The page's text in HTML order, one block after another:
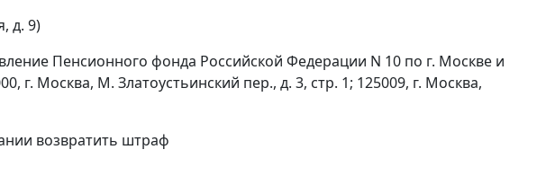
д. 9)
Пенсионного фонда Российской Федерации N 10 по г. Москве и
г. Москва, М. Златоустьинский пер., д. 3, стр. 1; 125009, г. Москва,
возвратить штраф